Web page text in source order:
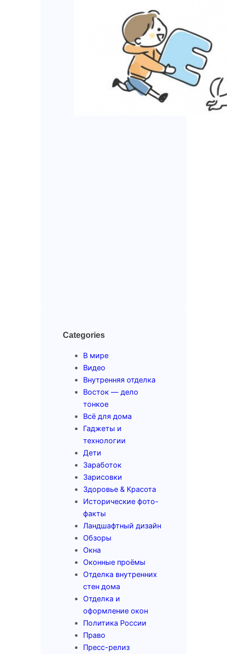
Categories
В мире
Видео
Внутренняя отделка
Восток — дело
тонкое
Всё для дома
Гаджеты и
технологии
Дети
Заработок
Зарисовки
Здоровье & Красота
Исторические фото-
факты
Ландшафтный дизайн
Обзоры
Окна
Оконные проёмы
Отделка внутренних
стен дома
Отделка и
оформление окон
Политика России
Право
Пресс-релиз